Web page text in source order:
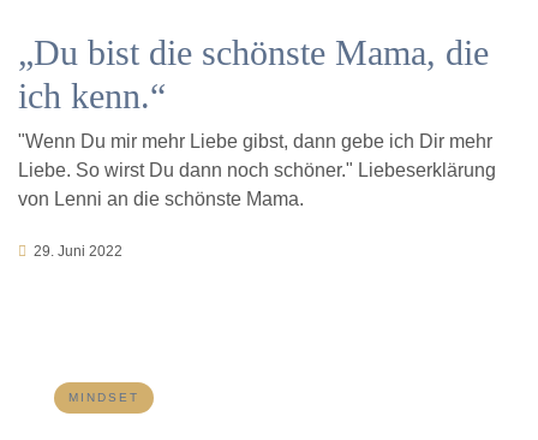
„Du bist die schönste Mama, die
ich kenn.“
"Wenn Du mir mehr Liebe gibst, dann gebe ich Dir mehr
Liebe. So wirst Du dann noch schöner." Liebeserklärung
von Lenni an die schönste Mama.
29. Juni 2022
MINDSET